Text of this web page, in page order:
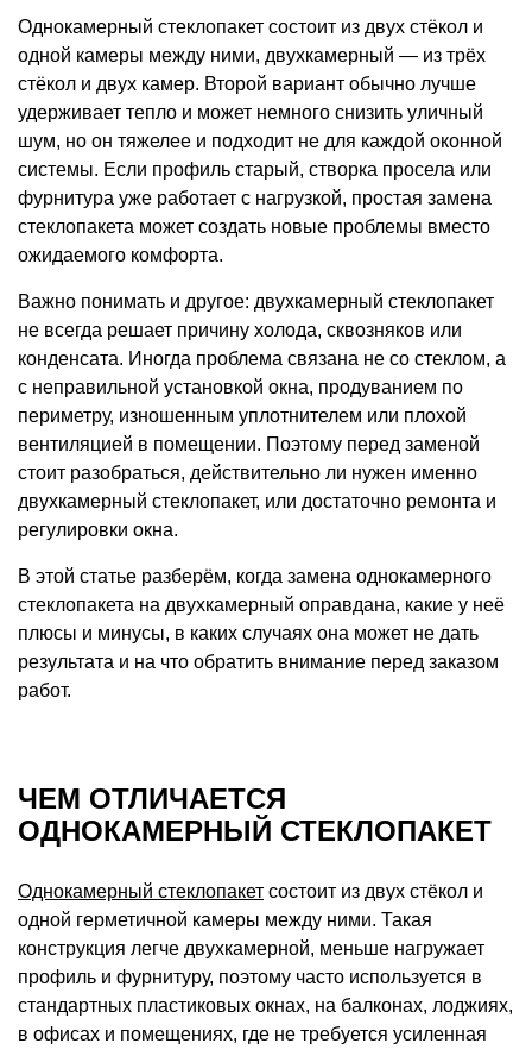
Однокамерный стеклопакет состоит из двух стёкол и
одной камеры между ними, двухкамерный — из трёх
стёкол и двух камер. Второй вариант обычно лучше
удерживает тепло и может немного снизить уличный
шум, но он тяжелее и подходит не для каждой оконной
системы. Если профиль старый, створка просела или
фурнитура уже работает с нагрузкой, простая замена
стеклопакета может создать новые проблемы вместо
ожидаемого комфорта.
Важно понимать и другое: двухкамерный стеклопакет
не всегда решает причину холода, сквозняков или
конденсата. Иногда проблема связана не со стеклом, а
с неправильной установкой окна, продуванием по
периметру, изношенным уплотнителем или плохой
вентиляцией в помещении. Поэтому перед заменой
стоит разобраться, действительно ли нужен именно
двухкамерный стеклопакет, или достаточно ремонта и
регулировки окна.
В этой статье разберём, когда замена однокамерного
стеклопакета на двухкамерный оправдана, какие у неё
плюсы и минусы, в каких случаях она может не дать
результата и на что обратить внимание перед заказом
работ.
ЧЕМ ОТЛИЧАЕТСЯ
ОДНОКАМЕРНЫЙ СТЕКЛОПАКЕТ
Однокамерный стеклопакет состоит из двух стёкол и
одной герметичной камеры между ними. Такая
конструкция легче двухкамерной, меньше нагружает
профиль и фурнитуру, поэтому часто используется в
стандартных пластиковых окнах, на балконах, лоджиях,
в офисах и помещениях, где не требуется усиленная